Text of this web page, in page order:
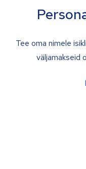
Tee oma nimele
väljamakseid